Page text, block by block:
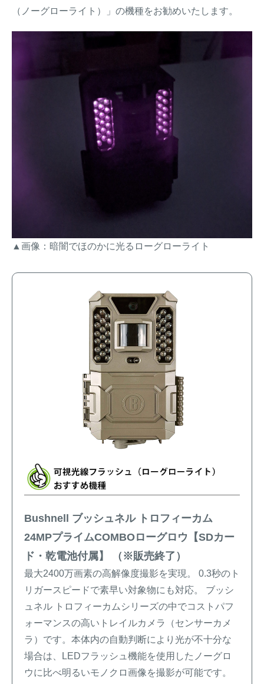
（ノーグローライト）」の機種をお勧めいたします。
▲画像：暗闇でほのかに光るローグローライト
Bushnell ブッシュネル トロフィーカム
24MPプライムCOMBOローグロウ【SDカー
ド・乾電池付属】 （※販売終了）
最大2400万画素の高解像度撮影を実現。 0.3秒のト
リガースピードで素早い対象物にも対応。 ブッシ
ュネル トロフィーカムシリーズの中でコストパフ
ォーマンスの高いトレイルカメラ（センサーカメ
ラ）です。本体内の自動判断により光が不十分な
場合は、LEDフラッシュ機能を使用したノーグロ
ウに比べ明るいモノクロ画像を撮影が可能です。